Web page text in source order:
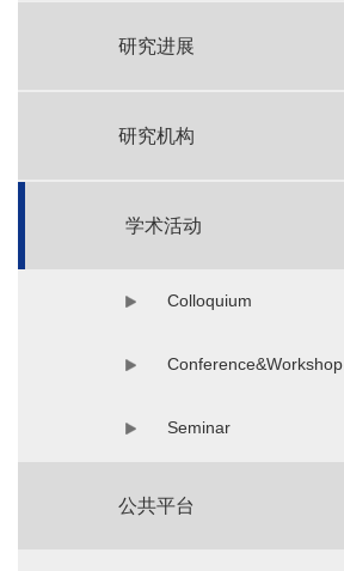
研究进展
研究机构
学术活动
Colloquium
Conference&Workshop
Seminar
公共平台